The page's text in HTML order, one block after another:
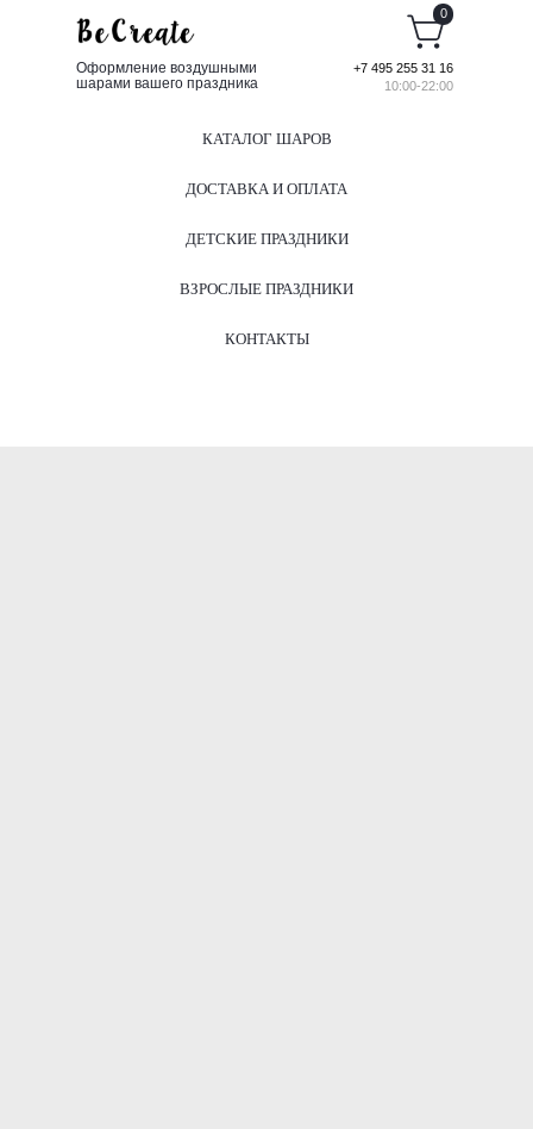
Оформление воздушными
шарами вашего праздника
+7 495 255 31 16
10:00-22:00
0
КАТАЛОГ ШАРОВ
ДОСТАВКА И ОПЛАТА
ДЕТСКИЕ ПРАЗДНИКИ
ВЗРОСЛЫЕ ПРАЗДНИКИ
КОНТАКТЫ